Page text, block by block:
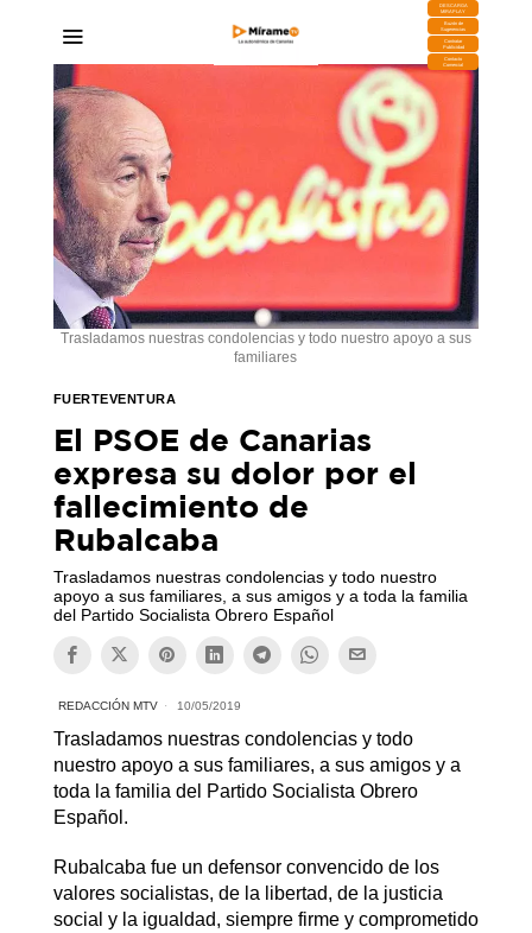
DESCARGA
MIRAPLAY
Buzón de
Sugerencias
Contratar
Publicidad
Contacto
Comercial
Trasladamos nuestras condolencias y todo nuestro apoyo a sus
familiares
FUERTEVENTURA
El PSOE de Canarias
expresa su dolor por el
fallecimiento de
Rubalcaba
Trasladamos nuestras condolencias y todo nuestro
apoyo a sus familiares, a sus amigos y a toda la familia
del Partido Socialista Obrero Español
REDACCIÓN MTV 10/05/2019
Trasladamos nuestras condolencias y todo
nuestro apoyo a sus familiares, a sus amigos y a
toda la familia del Partido Socialista Obrero
Español.
Rubalcaba fue un defensor convencido de los
valores socialistas, de la libertad, de la justicia
social y la igualdad, siempre firme y comprometido